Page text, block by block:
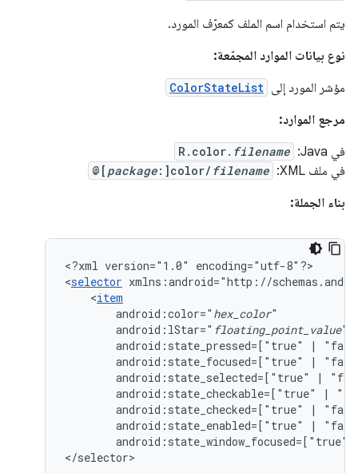
يتم استخدام اسم الملف كمعرّف المورد.
نوع بيانات الموارد المجمّعة:
مؤشر المورد إلى ColorStateList
مرجع الموارد:
في Java:
R.color. filename
في ملف XML: @[ package:]color/ filename
بناء الجملة:
<?xml version="1.0"
encoding="utf-8"?>
<selector xmlns:android="http://
<item
android:color=" hex_color
android:lStar=" floating_point_value
android:state_pressed=["true"
|
android:state_focused=["true"
|
android:state_selected=["true"
|
android:state_checkable=["true"
|
android:state_checked=["true"
|
android:state_enabled=["true"
|
android:state_window_focused=["true"
</selector>